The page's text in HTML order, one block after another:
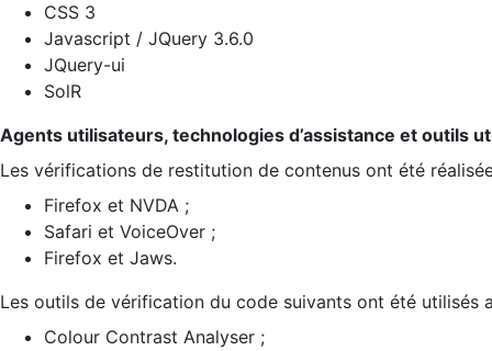
CSS 3
Javascript / JQuery 3.6.0
JQuery-ui
SolR
Agents utilisateurs, technologies d’assistance et outils
Les vérifications de restitution de contenus ont été
Firefox et NVDA ;
Safari et VoiceOver ;
Firefox et Jaws.
Les outils de vérification du code suivants ont été utilisés
Colour Contrast Analyser ;